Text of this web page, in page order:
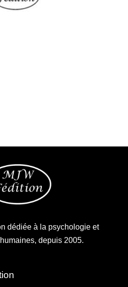
dédiée à la psychologie et
depuis 2005.